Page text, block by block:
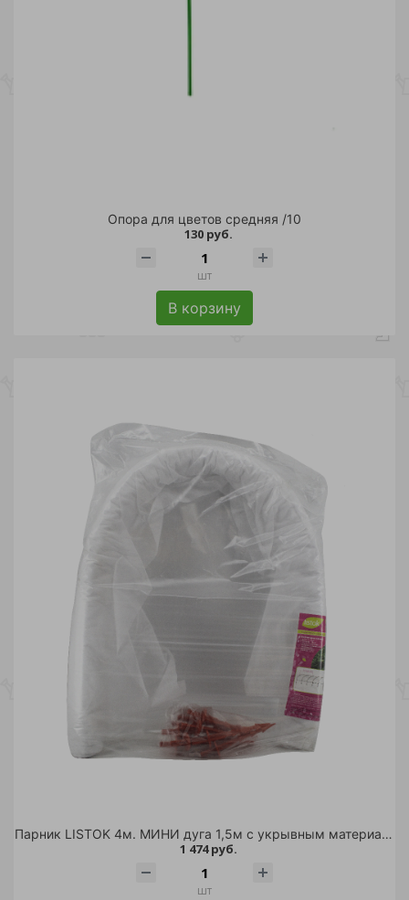
Опора для цветов средняя /10
130 руб.
шт
В корзину
Парник LISTOK 4м. МИНИ дуга 1,5м с укрывным материалом /5
1 474 руб.
шт